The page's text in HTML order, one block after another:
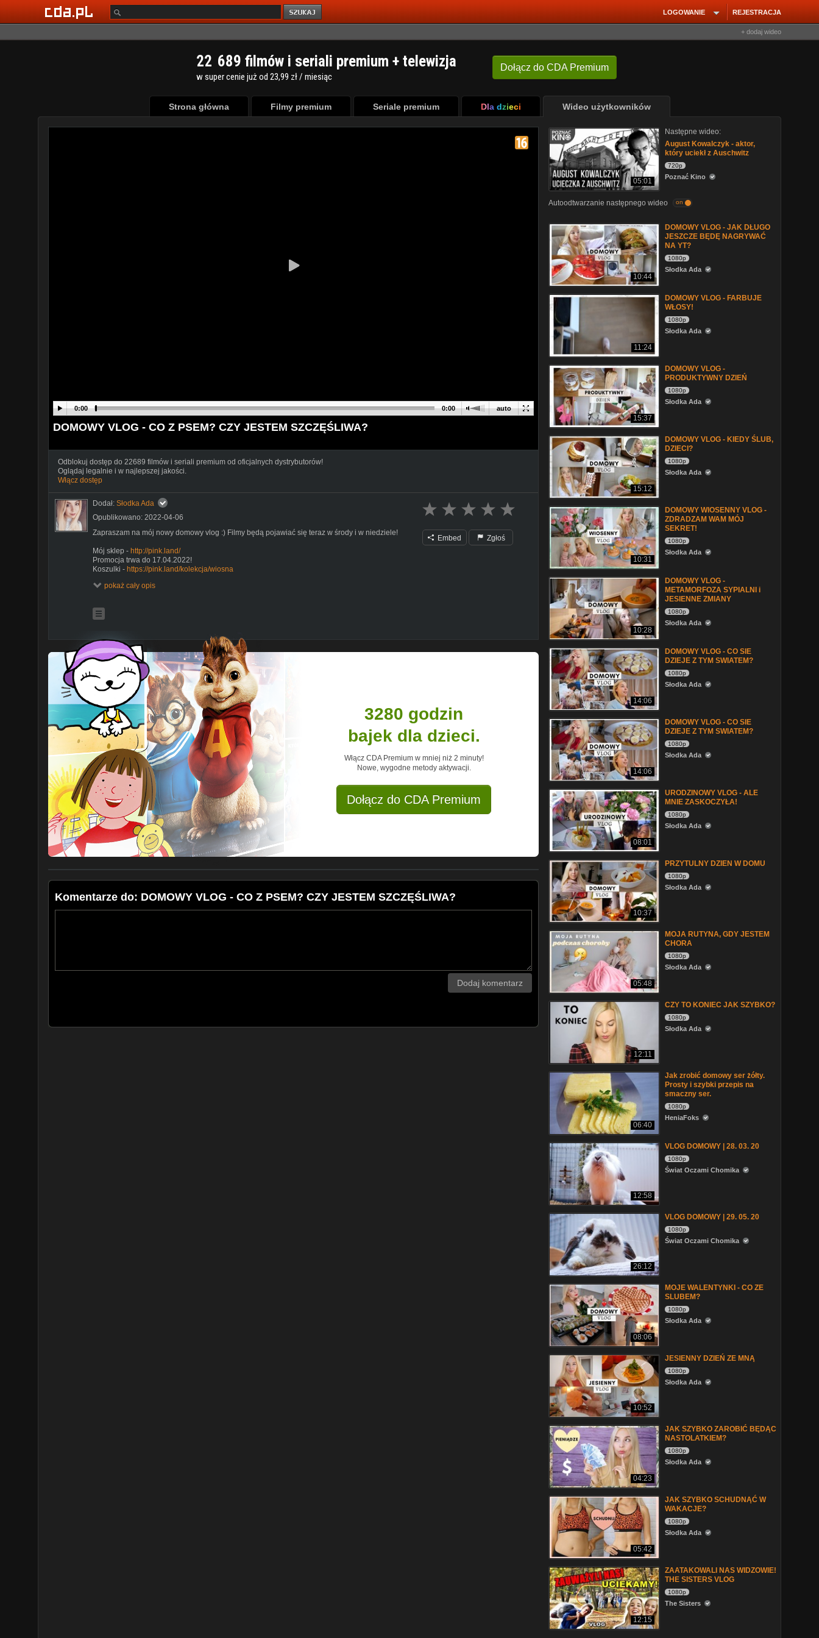
REJESTRACJA
LOGOWANIE
+ dodaj wideo
Dołącz do CDA Premium
22 689 filmów i seriali premium + telewizja
w super cenie już od 23,99 zł / miesiąc
Strona główna Filmy premium Seriale premium Dla dzieci Wideo użytkowników
auto
0:00 0:00
DOMOWY VLOG - CO Z PSEM? CZY JESTEM SZCZĘŚLIWA?
Odblokuj dostęp do 22689 filmów i seriali premium od oficjalnych dystrybutorów!
Oglądaj legalnie i w najlepszej jakości.
Włącz dostęp
Dodał: Słodka Ada
Opublikowano: 2022-04-06
Zapraszam na mój nowy domowy vlog :) Filmy będą pojawiać się teraz w środy i w niedziele!
Mój sklep - http://pink.land/
Promocja trwa do 17.04.2022!
Koszulki - https://pink.land/kolekcja/wiosna
Składniki:
3 dojrzałe banany
1 duże jajko
łyżeczka sody oczyszczonej
łyżeczka proszku do pieczenia
garść orzechów i żurawiny
szczypta cynamonu
szczypta soli
Mieszamy oddzielnie mokre składniki, czyli banany, jajko oraz olej i oddzielnie suche składniki.
Łączymy wszystko razem i wylewamy do foremki wyłożonej papierem do pieczenia. Na koniec
możesz udekorować chlebek dodatkowymi plasterkami banana.
Chlebek pieczemy w 165 stopniach przez około godzinę.
https://www.everyday-delicious.pl/chlebek-bananowy-z-cynamonem-kardamonem-czekolada/
Serial: Bridgertonowie
Jeśli czytasz opis napisz w komentarzu DZIĘKI :)
W komentarzach piszcie pomysły na następne tematy. Wybiorę te najlepsze! :)))
Zasubskrybuj:https://goo.gl/MCWW9H
Instagram: https://goo.gl/9lVNFI
Facebook: https://goo.gl/0GFXoT
Tiktok: slodkada_
pokaż cały opis
Embed Zgłoś
3280 godzin
bajek dla dzieci.
Włącz CDA Premium w mniej niż 2 minuty!
Nowe, wygodne metody aktywacji.
Dołącz do CDA Premium
Komentarze do: DOMOWY VLOG - CO Z PSEM? CZY JESTEM SZCZĘŚLIWA?
Dodaj komentarz
05:01
Następne wideo:
August Kowalczyk - aktor,
który uciekł z Auschwitz
720p
Poznać Kino
Autoodtwarzanie następnego wideo on
10:44
DOMOWY VLOG - JAK DŁUGO
JESZCZE BĘDĘ NAGRYWAĆ
NA YT?
1080p
Słodka Ada
11:24
DOMOWY VLOG - FARBUJE
WŁOSY!
1080p
Słodka Ada
15:37
DOMOWY VLOG -
PRODUKTYWNY DZIEŃ
1080p
Słodka Ada
15:12
DOMOWY VLOG - KIEDY ŚLUB,
DZIECI?
1080p
Słodka Ada
10:31
DOMOWY WIOSENNY VLOG -
ZDRADZAM WAM MÓJ
SEKRET!
1080p
Słodka Ada
10:28
DOMOWY VLOG -
METAMORFOZA SYPIALNI i
JESIENNE ZMIANY
1080p
Słodka Ada
14:06
DOMOWY VLOG - CO SIE
DZIEJE Z TYM SWIATEM?
1080p
Słodka Ada
14:06
DOMOWY VLOG - CO SIE
DZIEJE Z TYM SWIATEM?
1080p
Słodka Ada
08:01
URODZINOWY VLOG - ALE
MNIE ZASKOCZYŁA!
1080p
Słodka Ada
10:37
PRZYTULNY DZIEN W DOMU
1080p
Słodka Ada
05:48
MOJA RUTYNA, GDY JESTEM
CHORA
1080p
Słodka Ada
12:11
CZY TO KONIEC JAK SZYBKO?
1080p
Słodka Ada
06:40
Jak zrobić domowy ser żółty.
Prosty i szybki przepis na
smaczny ser.
1080p
HeniaFoks
12:58
VLOG DOMOWY | 28. 03. 20
1080p
Świat Oczami Chomika
26:12
VLOG DOMOWY | 29. 05. 20
1080p
Świat Oczami Chomika
08:06
MOJE WALENTYNKI - CO ZE
SLUBEM?
1080p
Słodka Ada
10:52
JESIENNY DZIEŃ ZE MNĄ
1080p
Słodka Ada
04:23
JAK SZYBKO ZAROBIĆ BĘDĄC
NASTOLATKIEM?
1080p
Słodka Ada
05:42
JAK SZYBKO SCHUDNĄĆ W
WAKACJE?
1080p
Słodka Ada
12:15
ZAATAKOWALI NAS WIDZOWIE!
THE SISTERS VLOG
1080p
The Sisters